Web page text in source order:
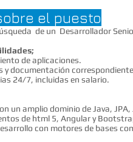
el puesto
de un Desarrollador
de aplicaciones.
y documentación
24/7, incluidas en salario.
un amplio dominio de Java,
de html 5, Angular y
con motores de bases